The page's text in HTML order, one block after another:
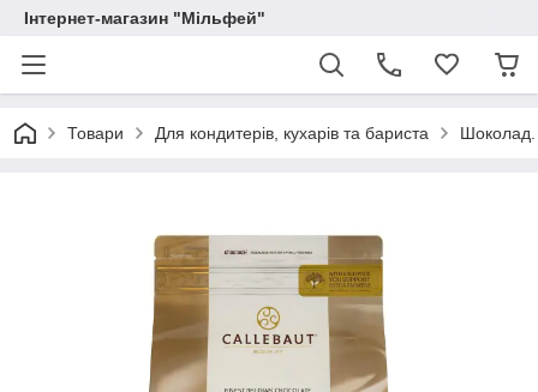
Інтернет-магазин "Мільфей"
Товари Для кондитерів, кухарів та бариста Шоколад.